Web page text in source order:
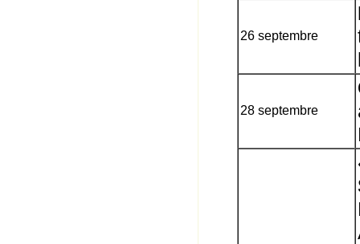
26 septembre
28 septembre